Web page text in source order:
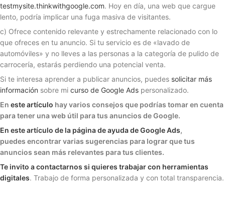
testmysite.thinkwithgoogle.com. Hoy en día, una web que cargue
lento, podría implicar una fuga masiva de visitantes.
c) Ofrece contenido relevante y estrechamente relacionado con lo
que ofreces en tu anuncio. Si tu servicio es de «lavado de
automóviles» y no lleves a las personas a la categoría de pulido de
carrocería, estarás perdiendo una potencial venta.
Si te interesa aprender a publicar anuncios, puedes solicitar más
información sobre mi curso de Google Ads personalizado.
En este artículo hay varios consejos que podrías tomar en cuenta
para tener una web útil para tus anuncios de Google.
En este artículo de la página de ayuda de Google Ads,
puedes encontrar varias sugerencias para lograr que tus
anuncios sean más relevantes para tus clientes.
Te invito a contactarnos si quieres trabajar con herramientas
digitales. Trabajo de forma personalizada y con total transparencia.